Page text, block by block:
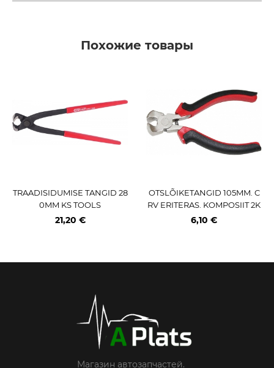
Похожие товары
TRAADISIDUMISE TANGID 28
0MM KS TOOLS
21,20 €
OTSLÕIKETANGID 105MM. C
RV ERITERAS. KOMPOSIIT 2K
KÄEPIDE TRIUMF
6,10 €
Магазин автозапчастей.